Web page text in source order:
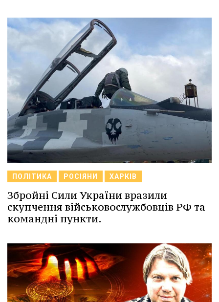
ПОЛІТИКА РОСІЯНИ ХАРКІВ
Збройні Сили України вразили
скупчення військовослужбовців РФ та
командні пункти.